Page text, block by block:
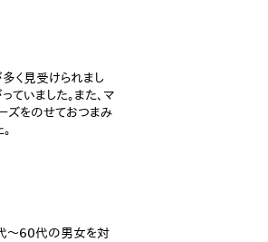
多く見受けられまし
いました。また、マ
ズをのせておつまみ
代～60代の男女を対